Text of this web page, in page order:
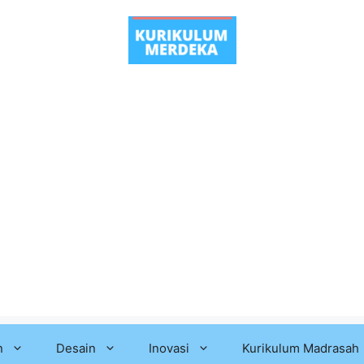
Desain Inovasi Kurikulum Madrasah